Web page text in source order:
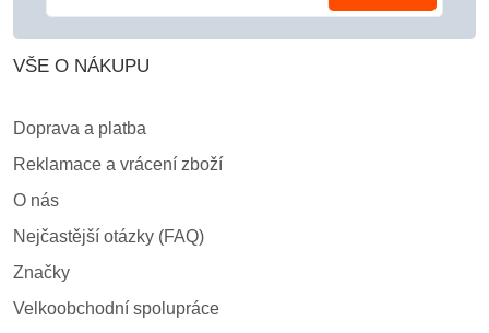
VŠE O NÁKUPU
Doprava a platba
Reklamace a vrácení zboží
O nás
Nejčastější otázky (FAQ)
Značky
Velkoobchodní spolupráce